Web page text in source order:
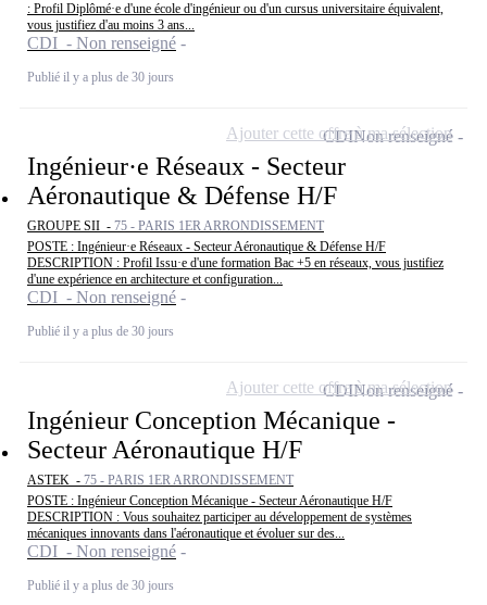
: Profil Diplômé·e d'une école d'ingénieur ou d'un cursus universitaire équivalent,
vous justifiez d'au moins 3 ans...
CDI - Non renseigné
Publié il y a plus de 30 jours
Ingénieur·e Réseaux - Secteur
Aéronautique & Défense H/F
GROUPE SII - 75 - PARIS 1ER ARRONDISSEMENT
POSTE : Ingénieur·e Réseaux - Secteur Aéronautique & Défense H/F
DESCRIPTION : Profil Issu·e d'une formation Bac +5 en réseaux, vous justifiez
d'une expérience en architecture et configuration...
CDI - Non renseigné
Publié il y a plus de 30 jours
CDINon renseigné
Ajouter cette offre à ma sélection
Ingénieur Conception Mécanique -
Secteur Aéronautique H/F
ASTEK - 75 - PARIS 1ER ARRONDISSEMENT
POSTE : Ingénieur Conception Mécanique - Secteur Aéronautique H/F
DESCRIPTION : Vous souhaitez participer au développement de systèmes
mécaniques innovants dans l'aéronautique et évoluer sur des...
CDI - Non renseigné
Publié il y a plus de 30 jours
CDINon renseigné
Ajouter cette offre à ma sélection